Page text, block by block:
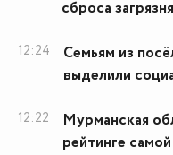
сброса
12:24
Семьям из
выделили
12:22
Мурманская
рейтинге